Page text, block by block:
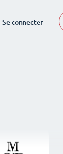
Se connecter